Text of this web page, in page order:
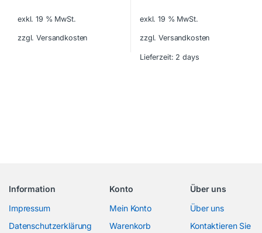
exkl. 19 % MwSt.
zzgl. Versandkosten
exkl. 19 % MwSt.
zzgl. Versandkosten
Lieferzeit: 2 days
Information
Impressum
Datenschutzerklärung
Konto
Mein Konto
Warenkorb
Über uns
Über uns
Kontaktieren Sie